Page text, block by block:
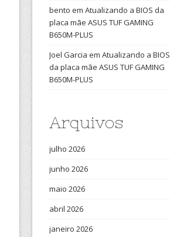
bento em Atualizando a BIOS da
placa mãe ASUS TUF GAMING
B650M-PLUS
Joel Garcia em Atualizando a BIOS
da placa mãe ASUS TUF GAMING
B650M-PLUS
Arquivos
julho 2026
junho 2026
maio 2026
abril 2026
janeiro 2026